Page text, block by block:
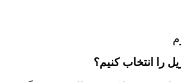
را انتخاب کنیم؟